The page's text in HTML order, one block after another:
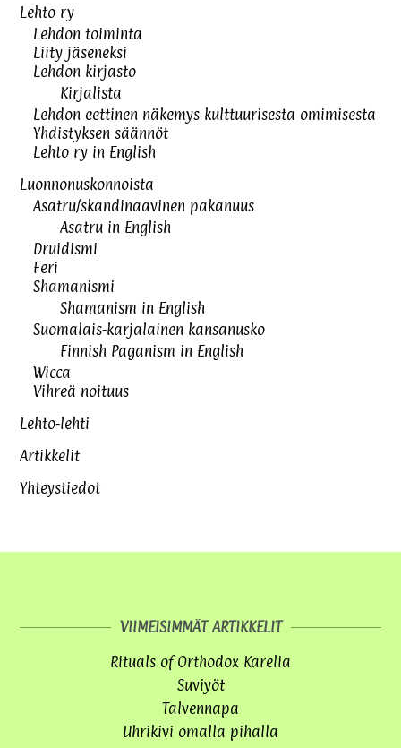
Lehto ry
Lehdon toiminta
Liity jäseneksi
Lehdon kirjasto
Kirjalista
Lehdon eettinen näkemys kulttuurisesta omimisesta
Yhdistyksen säännöt
Lehto ry in English
Luonnonuskonnoista
Asatru/skandinaavinen pakanuus
Asatru in English
Druidismi
Feri
Shamanismi
Shamanism in English
Suomalais-karjalainen kansanusko
Finnish Paganism in English
Wicca
Vihreä noituus
Lehto-lehti
Artikkelit
Yhteystiedot
VIIMEISIMMÄT ARTIKKELIT
Rituals of Orthodox Karelia
Suviyöt
Talvennapa
Uhrikivi omalla pihalla